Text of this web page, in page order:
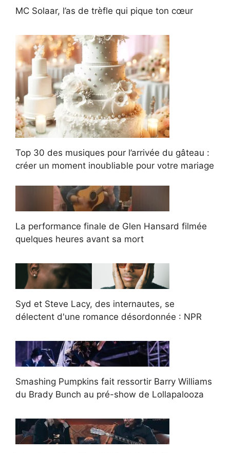
MC Solaar, l’as de trèfle qui pique ton cœur
Top 30 des musiques pour l’arrivée du gâteau :
créer un moment inoubliable pour votre mariage
La performance finale de Glen Hansard filmée
quelques heures avant sa mort
Syd et Steve Lacy, des internautes, se
délectent d'une romance désordonnée : NPR
Smashing Pumpkins fait ressortir Barry Williams
du Brady Bunch au pré-show de Lollapalooza